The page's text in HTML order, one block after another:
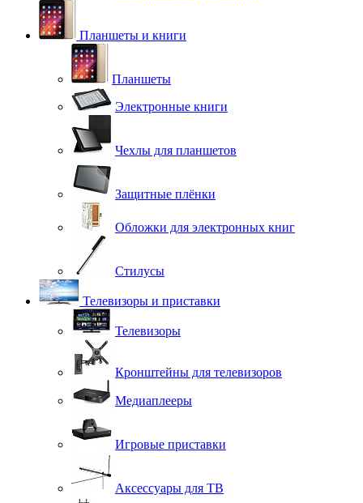
Планшеты и книги
Планшеты
Электронные книги
Чехлы для планшетов
Защитные плёнки
Обложки для электронных книг
Стилусы
Телевизоры и приставки
Телевизоры
Кронштейны для телевизоров
Медиаплееры
Игровые приставки
Аксессуары для ТВ